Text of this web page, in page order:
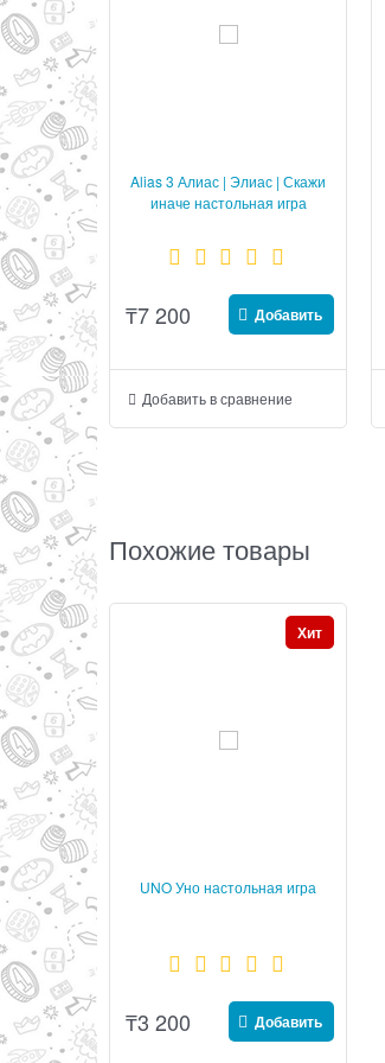
Alias 3 Алиас | Элиас | Скажи
иначе настольная игра
₸7 200 Добавить
Добавить в сравнение
Похожие товары
UNO Уно настольная игра
Хит
₸3 200 Добавить